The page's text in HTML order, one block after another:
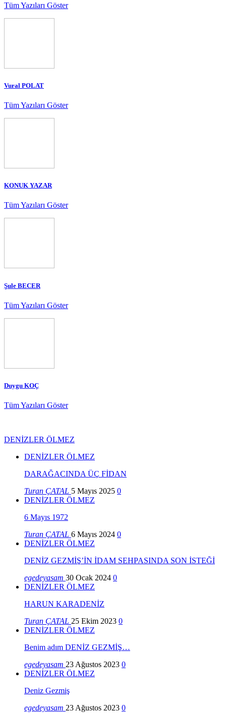
Tüm Yazıları Göster
Vural POLAT
Tüm Yazıları Göster
KONUK YAZAR
Tüm Yazıları Göster
Şule BECER
Tüm Yazıları Göster
Duygu KOÇ
Tüm Yazıları Göster
DENİZLER ÖLMEZ
DENİZLER ÖLMEZ
DARAĞACINDA ÜÇ FİDAN
Turan ÇATAL 5 Mayıs 2025 0
DENİZLER ÖLMEZ
6 Mayıs 1972
Turan ÇATAL 6 Mayıs 2024 0
DENİZLER ÖLMEZ
DENİZ GEZMİŞ’İN İDAM SEHPASINDA SON İSTEĞİ
egedeyasam 30 Ocak 2024 0
DENİZLER ÖLMEZ
HARUN KARADENİZ
Turan ÇATAL 25 Ekim 2023 0
DENİZLER ÖLMEZ
Benim adım DENİZ GEZMİŞ…
egedeyasam 23 Ağustos 2023 0
DENİZLER ÖLMEZ
Deniz Gezmiş
egedeyasam 23 Ağustos 2023 0